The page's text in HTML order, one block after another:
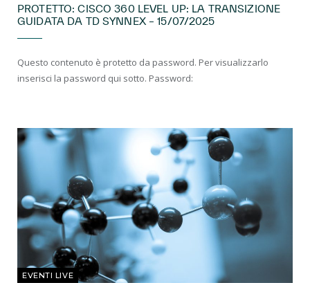
PROTETTO: CISCO 360 LEVEL UP: LA TRANSIZIONE
GUIDATA DA TD SYNNEX – 15/07/2025
Questo contenuto è protetto da password. Per visualizzarlo
inserisci la password qui sotto. Password:
EVENTI LIVE